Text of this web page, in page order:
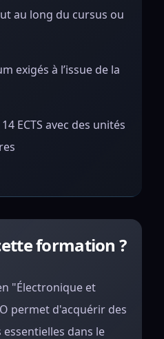
au long du cursus ou
exigés à l’issue de la
ECTS avec des unités
formation ?
"Électronique et
permet d'acquérir des
dans le